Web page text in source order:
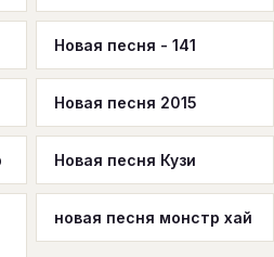
Новая песня - 141
Новая песня 2015
Новая песня Кузи
новая песня монстр хай